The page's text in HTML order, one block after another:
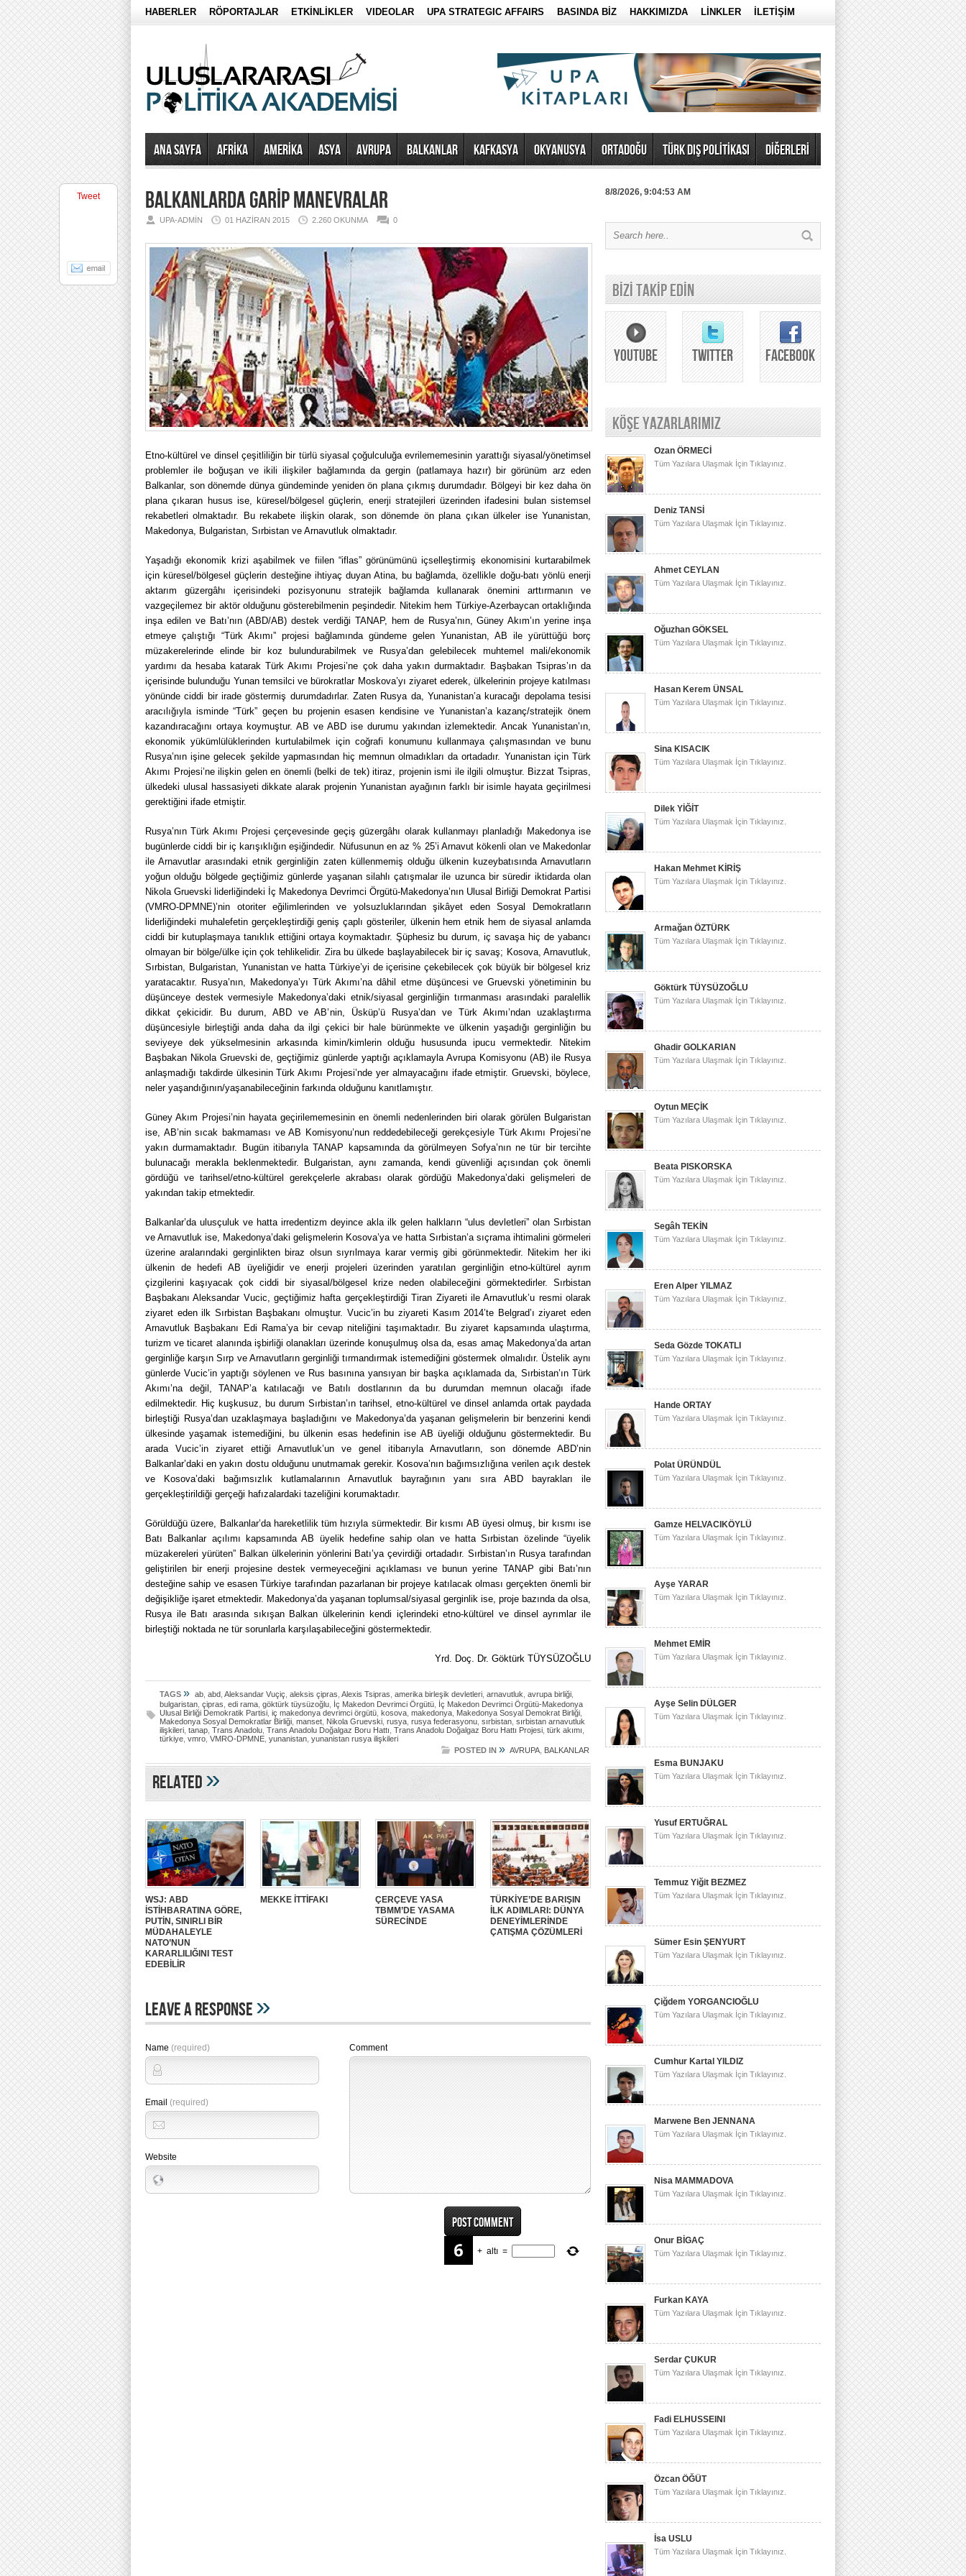
HABERLER RÖPORTAJLAR ETKİNLİKLER VIDEOLAR UPA STRATEGIC AFFAIRS BASINDA BİZ HAKKIMIZDA LİNKLER İLETİŞİM
Ana Sayfa AFRİKA AMERİKA ASYA AVRUPA BALKANLAR KAFKASYA OKYANUSYA ORTADOĞU TÜRK DIŞ POLİTİKASI DİĞERLERİ
BALKANLARDA GARİP MANEVRALAR
UPA-ADMIN 01 HAZIRAN 2015 2.260 OKUNMA 0
Etno-kültürel ve dinsel çeşitliliğin bir türlü siyasal çoğulculuğa evrilememesinin yarattığı siyasal/yönetimsel
problemler ile boğuşan ve ikili ilişkiler bağlamında da gergin (patlamaya hazır) bir görünüm arz eden
Balkanlar, son dönemde dünya gündeminde yeniden ön plana çıkmış durumdadır. Bölgeyi bir kez daha ön
plana çıkaran husus ise, küresel/bölgesel güçlerin, enerji stratejileri üzerinden ifadesini bulan sistemsel
rekabetleri olmaktadır. Bu rekabete ilişkin olarak, son dönemde ön plana çıkan ülkeler ise Yunanistan,
Makedonya, Bulgaristan, Sırbistan ve Arnavutluk olmaktadır.
Yaşadığı ekonomik krizi aşabilmek ve fiilen “iflas” görünümünü içselleştirmiş ekonomisini kurtarabilmek
için küresel/bölgesel güçlerin desteğine ihtiyaç duyan Atina, bu bağlamda, özellikle doğu-batı yönlü enerji
aktarım güzergâhı içerisindeki pozisyonunu stratejik bağlamda kullanarak önemini arttırmanın ve
vazgeçilemez bir aktör olduğunu gösterebilmenin peşindedir. Nitekim hem Türkiye-Azerbaycan ortaklığında
inşa edilen ve Batı’nın (ABD/AB) destek verdiği TANAP, hem de Rusya’nın, Güney Akım’ın yerine inşa
etmeye çalıştığı “Türk Akımı” projesi bağlamında gündeme gelen Yunanistan, AB ile yürüttüğü borç
müzakerelerinde elinde bir koz bulundurabilmek ve Rusya’dan gelebilecek muhtemel mali/ekonomik
yardımı da hesaba katarak Türk Akımı Projesi’ne çok daha yakın durmaktadır. Başbakan Tsipras’ın da
içerisinde bulunduğu Yunan temsilci ve bürokratlar Moskova’yı ziyaret ederek, ülkelerinin projeye katılması
yönünde ciddi bir irade göstermiş durumdadırlar. Zaten Rusya da, Yunanistan’a kuracağı depolama tesisi
aracılığıyla isminde “Türk” geçen bu projenin esasen kendisine ve Yunanistan’a kazanç/stratejik önem
kazandıracağını ortaya koymuştur. AB ve ABD ise durumu yakından izlemektedir. Ancak Yunanistan’ın,
ekonomik yükümlülüklerinden kurtulabilmek için coğrafi konumunu kullanmaya çalışmasından ve bunu
Rusya’nın işine gelecek şekilde yapmasından hiç memnun olmadıkları da ortadadır. Yunanistan için Türk
Akımı Projesi’ne ilişkin gelen en önemli (belki de tek) itiraz, projenin ismi ile ilgili olmuştur. Bizzat Tsipras,
ülkedeki ulusal hassasiyeti dikkate alarak projenin Yunanistan ayağının farklı bir isimle hayata geçirilmesi
gerektiğini ifade etmiştir.
Rusya’nın Türk Akımı Projesi çerçevesinde geçiş güzergâhı olarak kullanmayı planladığı Makedonya ise
bugünlerde ciddi bir iç karışıklığın eşiğindedir. Nüfusunun en az % 25’i Arnavut kökenli olan ve Makedonlar
ile Arnavutlar arasındaki etnik gerginliğin zaten küllenmemiş olduğu ülkenin kuzeybatısında Arnavutların
yoğun olduğu bölgede geçtiğimiz günlerde yaşanan silahlı çatışmalar ile uzunca bir süredir iktidarda olan
Nikola Gruevski liderliğindeki İç Makedonya Devrimci Örgütü-Makedonya’nın Ulusal Birliği Demokrat Partisi
(VMRO-DPMNE)’nin otoriter eğilimlerinden ve yolsuzluklarından şikâyet eden Sosyal Demokratların
liderliğindeki muhalefetin gerçekleştirdiği geniş çaplı gösteriler, ülkenin hem etnik hem de siyasal anlamda
ciddi bir kutuplaşmaya tanıklık ettiğini ortaya koymaktadır. Şüphesiz bu durum, iç savaşa hiç de yabancı
olmayan bir bölge/ülke için çok tehlikelidir. Zira bu ülkede başlayabilecek bir iç savaş; Kosova, Arnavutluk,
Sırbistan, Bulgaristan, Yunanistan ve hatta Türkiye’yi de içerisine çekebilecek çok büyük bir bölgesel kriz
yaratacaktır. Rusya’nın, Makedonya’yı Türk Akımı’na dâhil etme düşüncesi ve Gruevski yönetiminin bu
düşünceye destek vermesiyle Makedonya’daki etnik/siyasal gerginliğin tırmanması arasındaki paralellik
dikkat çekicidir. Bu durum, ABD ve AB’nin, Üsküp’ü Rusya’dan ve Türk Akımı’ndan uzaklaştırma
düşüncesiyle birleştiği anda daha da ilgi çekici bir hale bürünmekte ve ülkenin yaşadığı gerginliğin bu
seviyeye dek yükselmesinin arkasında kimin/kimlerin olduğu hususunda ipucu vermektedir. Nitekim
Başbakan Nikola Gruevski de, geçtiğimiz günlerde yaptığı açıklamayla Avrupa Komisyonu (AB) ile Rusya
anlaşmadığı takdirde ülkesinin Türk Akımı Projesi’nde yer almayacağını ifade etmiştir. Gruevski, böylece,
neler yaşandığının/yaşanabileceğinin farkında olduğunu kanıtlamıştır.
Güney Akım Projesi’nin hayata geçirilememesinin en önemli nedenlerinden biri olarak görülen Bulgaristan
ise, AB’nin sıcak bakmaması ve AB Komisyonu’nun reddedebileceği gerekçesiyle Türk Akımı Projesi’ne
yakın durmamaktadır. Bugün itibarıyla TANAP kapsamında da görülmeyen Sofya’nın ne tür bir tercihte
bulunacağı merakla beklenmektedir. Bulgaristan, aynı zamanda, kendi güvenliği açısından çok önemli
gördüğü ve tarihsel/etno-kültürel gerekçelerle akrabası olarak gördüğü Makedonya’daki gelişmeleri de
yakından takip etmektedir.
Balkanlar’da ulusçuluk ve hatta irredentizm deyince akla ilk gelen halkların “ulus devletleri” olan Sırbistan
ve Arnavutluk ise, Makedonya’daki gelişmelerin Kosova’ya ve hatta Sırbistan’a sıçrama ihtimalini görmeleri
üzerine aralarındaki gerginlikten biraz olsun sıyrılmaya karar vermiş gibi görünmektedir. Nitekim her iki
ülkenin de hedefi AB üyeliğidir ve enerji projeleri üzerinden yaratılan gerginliğin etno-kültürel ayrım
çizgilerini kaşıyacak çok ciddi bir siyasal/bölgesel krize neden olabileceğini görmektedirler. Sırbistan
Başbakanı Aleksandar Vucic, geçtiğimiz hafta gerçekleştirdiği Tiran Ziyareti ile Arnavutluk’u resmi olarak
ziyaret eden ilk Sırbistan Başbakanı olmuştur. Vucic’in bu ziyareti Kasım 2014’te Belgrad’ı ziyaret eden
Arnavutluk Başbakanı Edi Rama’ya bir cevap niteliğini taşımaktadır. Bu ziyaret kapsamında ulaştırma,
turizm ve ticaret alanında işbirliği olanakları üzerinde konuşulmuş olsa da, esas amaç Makedonya’da artan
gerginliğe karşın Sırp ve Arnavutların gerginliği tırmandırmak istemediğini göstermek olmalıdır. Üstelik aynı
günlerde Vucic’in yaptığı söylenen ve Rus basınına yansıyan bir başka açıklamada da, Sırbistan’ın Türk
Akımı’na değil, TANAP’a katılacağı ve Batılı dostlarının da bu durumdan memnun olacağı ifade
edilmektedir. Hiç kuşkusuz, bu durum Sırbistan’ın tarihsel, etno-kültürel ve dinsel anlamda ortak paydada
birleştiği Rusya’dan uzaklaşmaya başladığını ve Makedonya’da yaşanan gelişmelerin bir benzerini kendi
ülkesinde yaşamak istemediğini, bu ülkenin esas hedefinin ise AB üyeliği olduğunu göstermektedir. Bu
arada Vucic’in ziyaret ettiği Arnavutluk’un ve genel itibarıyla Arnavutların, son dönemde ABD’nin
Balkanlar’daki en yakın dostu olduğunu unutmamak gerekir. Kosova’nın bağımsızlığına verilen açık destek
ve Kosova’daki bağımsızlık kutlamalarının Arnavutluk bayrağının yanı sıra ABD bayrakları ile
gerçekleştirildiği gerçeği hafızalardaki tazeliğini korumaktadır.
Görüldüğü üzere, Balkanlar’da hareketlilik tüm hızıyla sürmektedir. Bir kısmı AB üyesi olmuş, bir kısmı ise
Batı Balkanlar açılımı kapsamında AB üyelik hedefine sahip olan ve hatta Sırbistan özelinde “üyelik
müzakereleri yürüten” Balkan ülkelerinin yönlerini Batı’ya çevirdiği ortadadır. Sırbistan’ın Rusya tarafından
geliştirilen bir enerji projesine destek vermeyeceğini açıklaması ve bunun yerine TANAP gibi Batı’nın
desteğine sahip ve esasen Türkiye tarafından pazarlanan bir projeye katılacak olması gerçekten önemli bir
değişikliğe işaret etmektedir. Makedonya’da yaşanan toplumsal/siyasal gerginlik ise, proje bazında da olsa,
Rusya ile Batı arasında sıkışan Balkan ülkelerinin kendi içlerindeki etno-kültürel ve dinsel ayrımlar ile
birleştiği noktada ne tür sorunlarla karşılaşabileceğini göstermektedir.
Yrd. Doç. Dr. Göktürk TÜYSÜZOĞLU
Tweet
TAGS » ab abd Aleksandar Vuçiç aleksis çipras Alexis Tsipras amerika birleşik devletleri arnavutluk avrupa birliği
bulgaristan çipras edi rama göktürk tüysüzoğlu İç Makedon Devrimci Örgütü İç Makedon Devrimci Örgütü-Makedonya
Ulusal Birliği Demokratik Partisi iç makedonya devrimci örgütü kosova makedonya Makedonya Sosyal Demokrat Birliği
Makedonya Sosyal Demokratlar Birliği manset Nikola Gruevski rusya rusya federasyonu sırbistan sırbistan arnavutluk
ilişkileri tanap Trans Anadolu Trans Anadolu Doğalgaz Boru Hattı Trans Anadolu Doğalgaz Boru Hattı Projesi türk akımı
türkiye vmro VMRO-DPMNE yunanistan yunanistan rusya ilişkileri
POSTED IN » AVRUPA BALKANLAR
Related»
WSJ: ABD
İSTİHBARATINA GÖRE,
PUTİN, SINIRLI BİR
MÜDAHALEYLE
NATO’NUN
KARARLILIĞINI TEST
EDEBİLİR
MEKKE İTTİFAKI
ÇERÇEVE YASA
TBMM’DE YASAMA
SÜRECİNDE
TÜRKİYE’DE BARIŞIN
İLK ADIMLARI: DÜNYA
DENEYİMLERİNDE
ÇATIŞMA ÇÖZÜMLERİ
Leave A Response»
Name (required)
Email (required)
Website
Comment
+ altı =
8/8/2026, 9:04:53 AM
BİZİ TAKİP EDİN
YOUTUBE TWITTER FACEBOOK
KÖŞE YAZARLARIMIZ
Ozan ÖRMECİ
Tüm Yazılara Ulaşmak İçin Tıklayınız.
Deniz TANSİ
Tüm Yazılara Ulaşmak İçin Tıklayınız.
Ahmet CEYLAN
Tüm Yazılara Ulaşmak İçin Tıklayınız.
Oğuzhan GÖKSEL
Tüm Yazılara Ulaşmak İçin Tıklayınız.
Hasan Kerem ÜNSAL
Tüm Yazılara Ulaşmak İçin Tıklayınız.
Sina KISACIK
Tüm Yazılara Ulaşmak İçin Tıklayınız.
Dilek YİĞİT
Tüm Yazılara Ulaşmak İçin Tıklayınız.
Hakan Mehmet KİRİŞ
Tüm Yazılara Ulaşmak İçin Tıklayınız.
Armağan ÖZTÜRK
Tüm Yazılara Ulaşmak İçin Tıklayınız.
Göktürk TÜYSÜZOĞLU
Tüm Yazılara Ulaşmak İçin Tıklayınız.
Ghadir GOLKARIAN
Tüm Yazılara Ulaşmak İçin Tıklayınız.
Oytun MEÇİK
Tüm Yazılara Ulaşmak İçin Tıklayınız.
Beata PISKORSKA
Tüm Yazılara Ulaşmak İçin Tıklayınız.
Segâh TEKİN
Tüm Yazılara Ulaşmak İçin Tıklayınız.
Eren Alper YILMAZ
Tüm Yazılara Ulaşmak İçin Tıklayınız.
Seda Gözde TOKATLI
Tüm Yazılara Ulaşmak İçin Tıklayınız.
Hande ORTAY
Tüm Yazılara Ulaşmak İçin Tıklayınız.
Polat ÜRÜNDÜL
Tüm Yazılara Ulaşmak İçin Tıklayınız.
Gamze HELVACIKÖYLÜ
Tüm Yazılara Ulaşmak İçin Tıklayınız.
Ayşe YARAR
Tüm Yazılara Ulaşmak İçin Tıklayınız.
Mehmet EMİR
Tüm Yazılara Ulaşmak İçin Tıklayınız.
Ayşe Selin DÜLGER
Tüm Yazılara Ulaşmak İçin Tıklayınız.
Esma BUNJAKU
Tüm Yazılara Ulaşmak İçin Tıklayınız.
Yusuf ERTUĞRAL
Tüm Yazılara Ulaşmak İçin Tıklayınız.
Temmuz Yiğit BEZMEZ
Tüm Yazılara Ulaşmak İçin Tıklayınız.
Sümer Esin ŞENYURT
Tüm Yazılara Ulaşmak İçin Tıklayınız.
Çiğdem YORGANCIOĞLU
Tüm Yazılara Ulaşmak İçin Tıklayınız.
Cumhur Kartal YILDIZ
Tüm Yazılara Ulaşmak İçin Tıklayınız.
Marwene Ben JENNANA
Tüm Yazılara Ulaşmak İçin Tıklayınız.
Nisa MAMMADOVA
Tüm Yazılara Ulaşmak İçin Tıklayınız.
Onur BİGAÇ
Tüm Yazılara Ulaşmak İçin Tıklayınız.
Furkan KAYA
Tüm Yazılara Ulaşmak İçin Tıklayınız.
Serdar ÇUKUR
Tüm Yazılara Ulaşmak İçin Tıklayınız.
Fadi ELHUSSEINI
Tüm Yazılara Ulaşmak İçin Tıklayınız.
Özcan ÖĞÜT
Tüm Yazılara Ulaşmak İçin Tıklayınız.
İsa USLU
Tüm Yazılara Ulaşmak İçin Tıklayınız.